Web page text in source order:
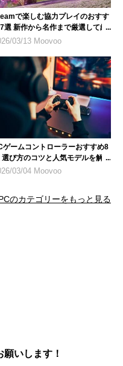
で楽しむ協力プレイのおすす
選 新作から名作まで厳選して紹
03/13 Moovoo
ゲームコントローラーおすすめ8
選び方のコツと人気モデルを解説
03/04 Moovoo
のカテゴリーをもっと見る
いします！